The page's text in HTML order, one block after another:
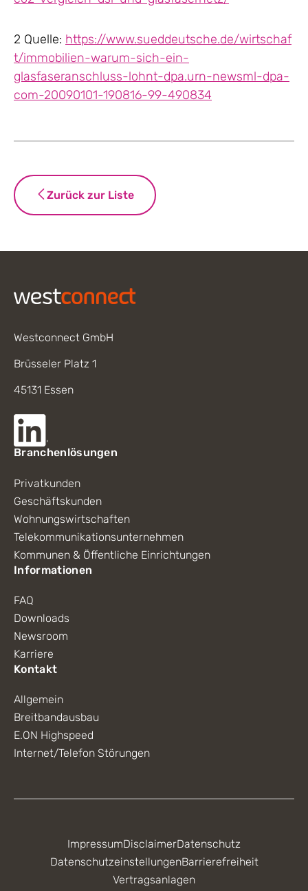
2 Quelle: https://www.sueddeutsche.de/wirtschaf
t/immobilien-warum-sich-ein-
glasfaseranschluss-lohnt-dpa.urn-newsml-dpa-
com-20090101-190816-99-490834
Zurück zur Liste
Westconnect GmbH
Brüsseler Platz 1
45131 Essen
Branchenlösungen
Privatkunden
Geschäftskunden
Wohnungswirtschaften
Telekommunikationsunternehmen
Kommunen & Öffentliche Einrichtungen
Informationen
FAQ
Downloads
Newsroom
Karriere
Kontakt
Allgemein
Breitbandausbau
E.ON Highspeed
Internet/Telefon Störungen
ImpressumDisclaimerDatenschutz
DatenschutzeinstellungenBarrierefreiheit
Vertragsanlagen